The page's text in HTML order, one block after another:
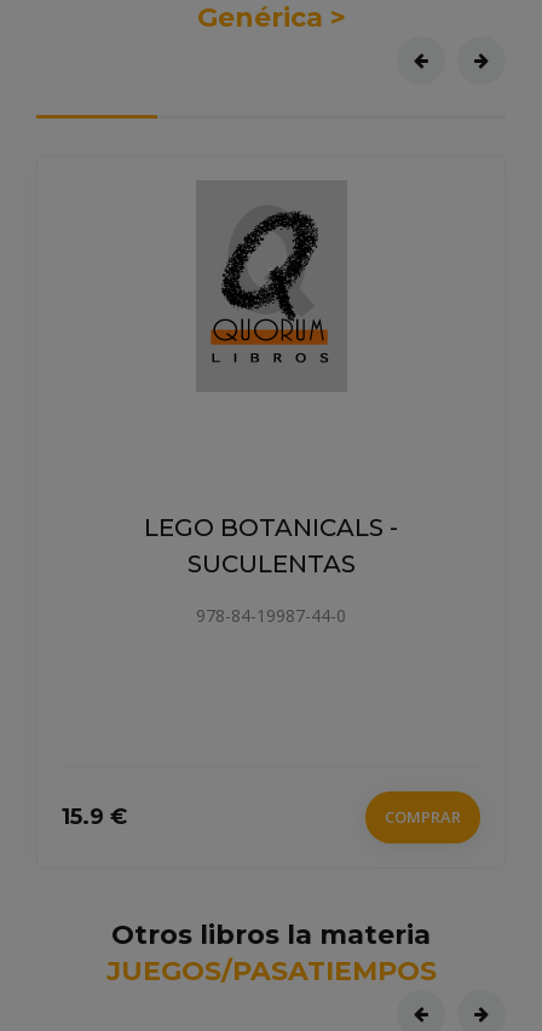
Genérica >
LEGO BOTANICALS -
SUCULENTAS
978-84-19987-44-0
15.9 € COMPRAR
Otros libros la materia
JUEGOS/PASATIEMPOS